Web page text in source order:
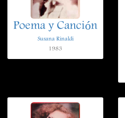
Poema y Canción
Susana Rinaldi
1983